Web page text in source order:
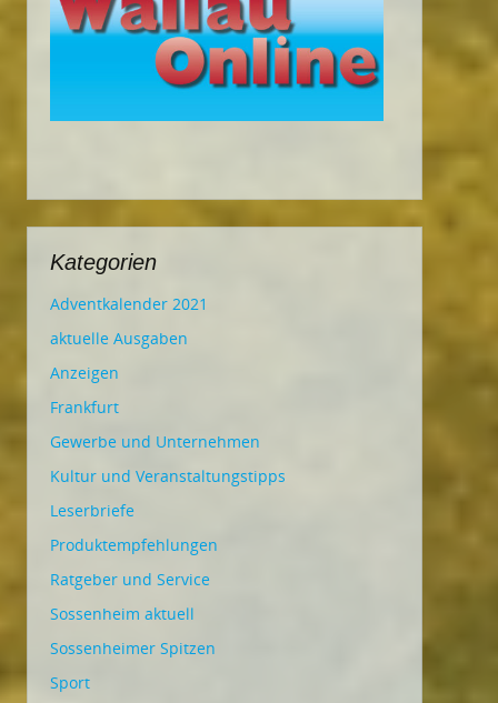
Kategorien
Adventkalender 2021
aktuelle Ausgaben
Anzeigen
Frankfurt
Gewerbe und Unternehmen
Kultur und Veranstaltungstipps
Leserbriefe
Produktempfehlungen
Ratgeber und Service
Sossenheim aktuell
Sossenheimer Spitzen
Sport